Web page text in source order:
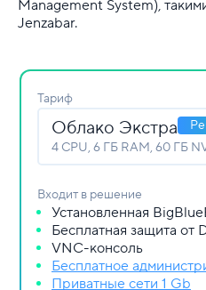
Management System),
Jenzabar.
Тариф
Облако Экстра
4 СPU, 6 ГБ RAM, 60 ГБ
Входит в решение
Установленная
Бесплатная защита от
VNC-консоль
Бесплатное
Приватные сети 1 Gb